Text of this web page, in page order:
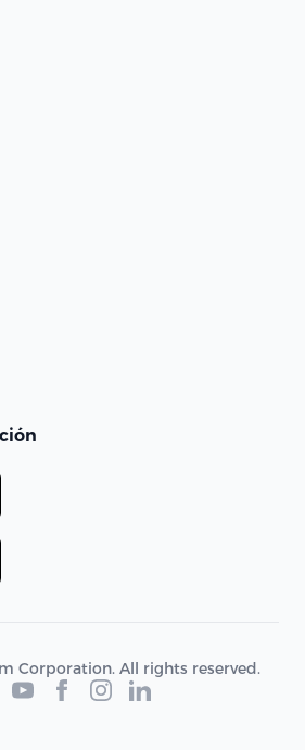
Corporation. All rights reserved.